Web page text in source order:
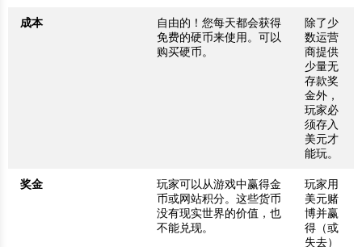
成本
自由的！您每天都会获得
免费的硬币来使用。可以
购买硬币。
除了少
数运营
商提供
少量无
存款奖
金外，
玩家必
须存入
美元才
能玩。
奖金
玩家可以从游戏中赢得金
币或网站积分。这些货币
没有现实世界的价值，也
不能兑现。
玩家用
美元赌
博并赢
得（或
失去）